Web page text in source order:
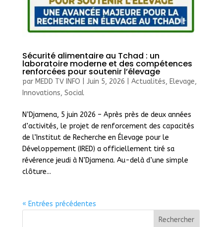
Sécurité alimentaire au Tchad : un
laboratoire moderne et des compétences
renforcées pour soutenir l’élevage
par MEDD TV INFO Juin 5, 2026 Actualités, Elevage,
Innovations, Social
N’Djamena, 5 juin 2026 – Après près de deux années
d’activités, le projet de renforcement des capacités
de l’Institut de Recherche en Élevage pour le
Développement (IRED) a officiellement tiré sa
révérence jeudi à N’Djamena. Au-delà d’une simple
clôture...
« Entrées précédentes
Rechercher